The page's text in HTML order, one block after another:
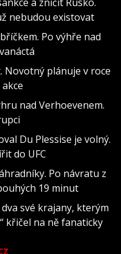
nebudou existovat
Po výhře nad
Novotný plánuje v roce
nad Verhoevenem.
Du Plessise je volný.
do UFC
Po návratu z
19 minut
své krajany, kterým
křičel na ně fanaticky